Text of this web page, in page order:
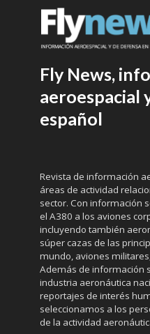
Fly News,
aeroespacial
español
Revista de información
áreas de actividad
sector. Con información
el A380 a los aviones
incluyendo también
súper cazas de las
mundo, aviones
Además de información
industria aeronáutica
reportajes de interés
seleccionamos a los
de la actividad